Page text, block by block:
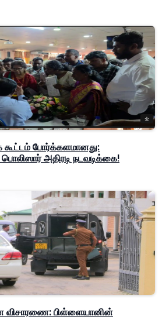
கூட்டம் போர்க்களமானது:
பொலிஸார் அதிரடி நடவடிக்கை!
விசாரணை: பிள்ளையானின்